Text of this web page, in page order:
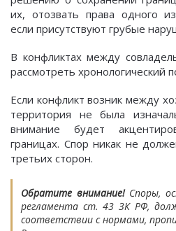
их, отозвать права одного
если присутствуют грубые
В конфликтах между
рассмотреть хронологический
Если конфликт возник между
территория не была
внимание будет
границах. Спор никак не
третьих сторон.
Обратите внимание! Споры,
регламента ст. 43 ЗК РФ,
соответствии с нормами,